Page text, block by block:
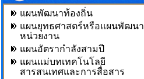
แผนพัฒนาท้องถิ่น
แผนยุทธศาสตร์หรือแผนพัฒนา
หน่วยงาน
แผนอัตรากำลังสามปี
แผนแม่บทเทคโนโลยี
สารสนเทศและการสื่อสาร